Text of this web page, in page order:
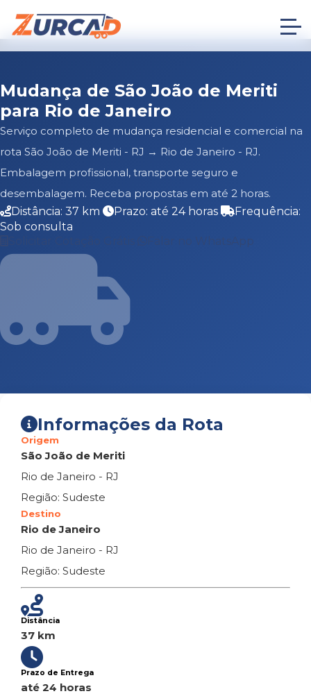
Mudança de São João de Meriti
para Rio de Janeiro
Serviço completo de mudança residencial e comercial na
rota São João de Meriti - RJ → Rio de Janeiro - RJ.
Embalagem profissional, transporte seguro e
desembalagem. Receba propostas em até 2 horas.
Distância: 37 km
Prazo: até 24 horas
Frequência:
Sob consulta
Falar no WhatsApp
Informações da Rota
Origem
São João de Meriti
Rio de Janeiro - RJ
Região: Sudeste
Destino
Rio de Janeiro
Rio de Janeiro - RJ
Região: Sudeste
Distância
37 km
Prazo de Entrega
até 24 horas